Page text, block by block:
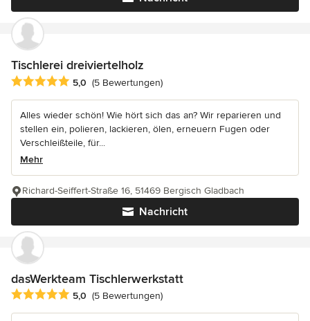
Tischlerei dreiviertelholz
Durchschnittliche Bewertung: 5 von 5 Sternen
5,0 (5 Bewertungen)
Alles wieder schön! Wie hört sich das an? Wir reparieren und
stellen ein, polieren, lackieren, ölen, erneuern Fugen oder
Verschleißteile, für...
Mehr
Nachricht
Richard-Seiffert-Straße 16, 51469 Bergisch Gladbach
dasWerkteam Tischlerwerkstatt
Durchschnittliche Bewertung: 5 von 5 Sternen
5,0 (5 Bewertungen)